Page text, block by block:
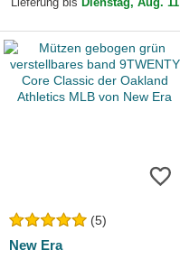
(5)
New Era